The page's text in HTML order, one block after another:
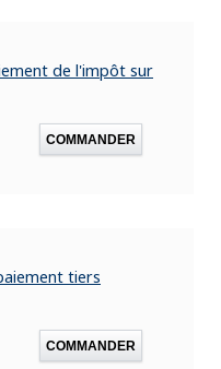
de l'impôt sur
COMMANDER
tiers
COMMANDER